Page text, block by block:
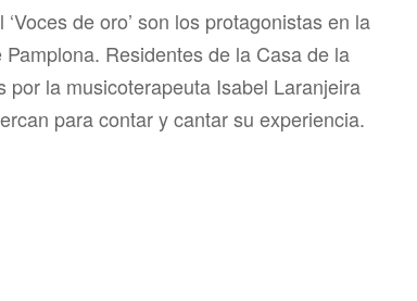
de oro’ son los protagonistas en la
Residentes de la Casa de la
por la musicoterapeuta Isabel Laranjeira
para contar y cantar su experiencia.